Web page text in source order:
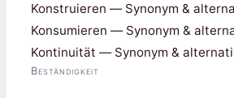
Konstruieren — Synonym &
Konsumieren — Synonym &
Kontinuität — Synonym &
Beständigkeit